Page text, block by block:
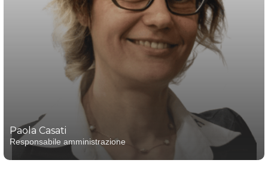
Paola Casati
Responsabile amministrazione